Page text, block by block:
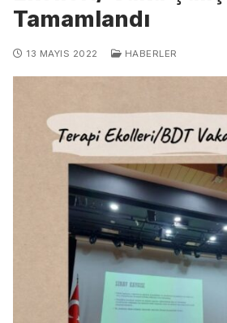
Tamamlandı
13 MAYIS 2022 HABERLER